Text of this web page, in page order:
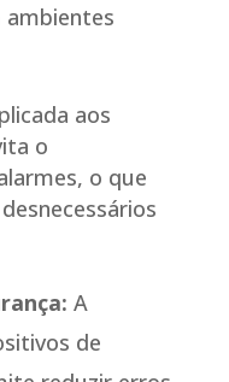
ambientes
aos
o
o que
A
de